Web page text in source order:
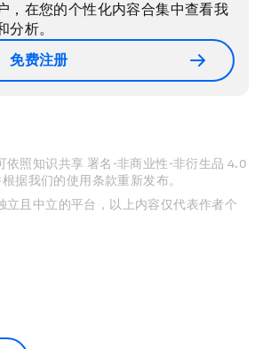
，在您的个性化内容合集中查看我
分析。
免费注册
依照知识共享 署名-非商业性-非衍生品 4.0
据我们的使用条款重新发布。
立且中立的平台，以上内容仅代表作者个